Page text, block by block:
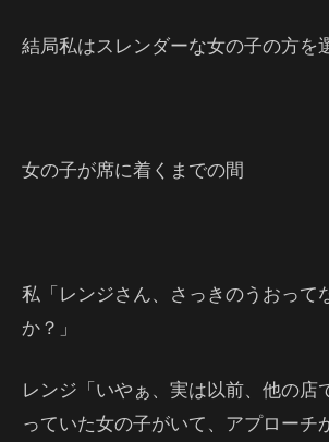
結局私はスレンダーな女の子の方を
女の子が席に着くまでの間
私「レンジさん、さっきのうおって
か？」
レンジ「いやぁ、実は以前、他の店
っていた女の子がいて、アプローチ